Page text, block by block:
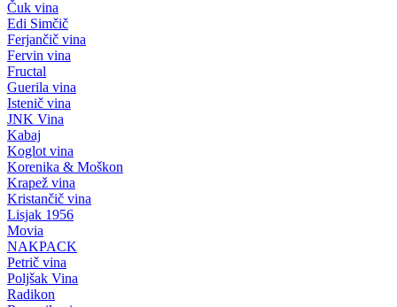
Čuk vina
Edi Simčič
Ferjančič vina
Fervin vina
Fructal
Guerila vina
Istenič vina
JNK Vina
Kabaj
Koglot vina
Korenika & Moškon
Krapež vina
Kristančič vina
Lisjak 1956
Movia
NAKPACK
Petrič vina
Poljšak Vina
Radikon